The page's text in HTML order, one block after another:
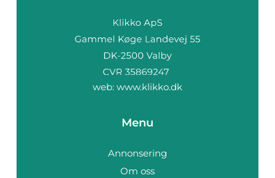
web: www.klikko.dk
Menu
Annonsering
Om oss